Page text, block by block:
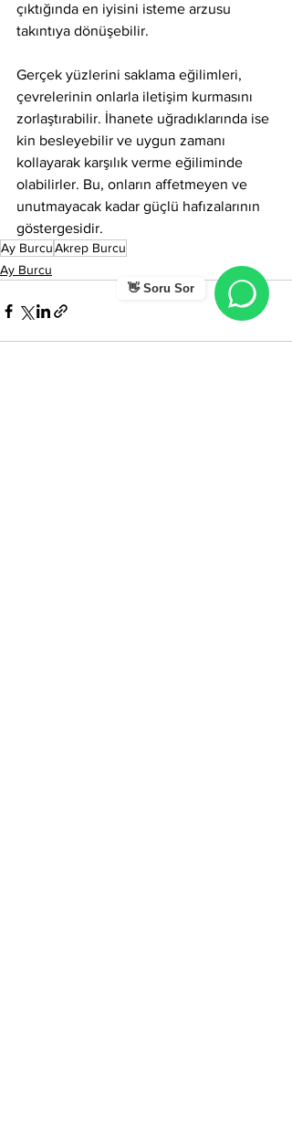
👋 Soru Sor
çıktığında en iyisini isteme arzusu
takıntıya dönüşebilir.
Gerçek yüzlerini saklama eğilimleri,
çevrelerinin onlarla iletişim kurmasını
zorlaştırabilir. İhanete uğradıklarında ise
kin besleyebilir ve uygun zamanı
kollayarak karşılık verme eğiliminde
olabilirler. Bu, onların affetmeyen ve
unutmayacak kadar güçlü hafızalarının
göstergesidir.
Ay BurcuAkrep Burcu
Ay Burcu